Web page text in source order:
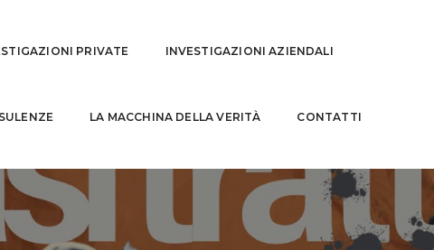
PRIVATE INVESTIGAZIONI AZIENDALI
LA MACCHINA DELLA VERITÀ CONTATTI